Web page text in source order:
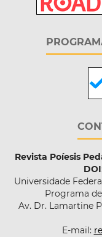
Revista Poíesis
DOI
Universidade
Programa
Av. Dr. Lamartine
E-mail: